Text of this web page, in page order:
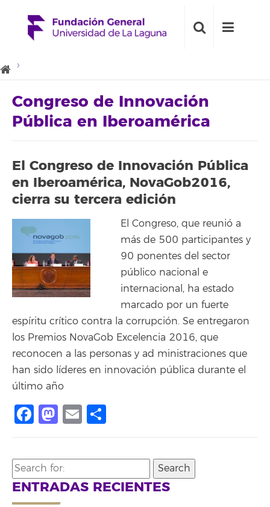
Congreso de Innovación
Pública en Iberoamérica
El Congreso de Innovación Pública
en Iberoamérica, NovaGob2016,
cierra su tercera edición
El Congreso, que reunió a
más de 500 participantes y
90 ponentes del sector
público nacional e
internacional, ha estado
marcado por un fuerte
espíritu crítico contra la corrupción. Se entregaron
los Premios NovaGob Excelencia 2016, que
reconocen a las personas y ad ministraciones que
han sido líderes en innovación pública durante el
último año
Facebook
Mastodon
Email
Search
for:
ENTRADAS RECIENTES